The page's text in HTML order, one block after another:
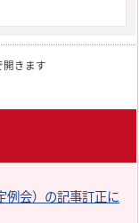
開きます
例会）の記事訂正に